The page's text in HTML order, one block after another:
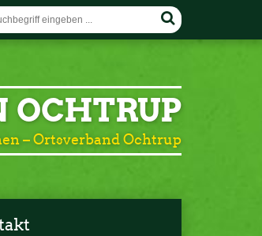
OCHTRUP
– Ortsverband Ochtrup